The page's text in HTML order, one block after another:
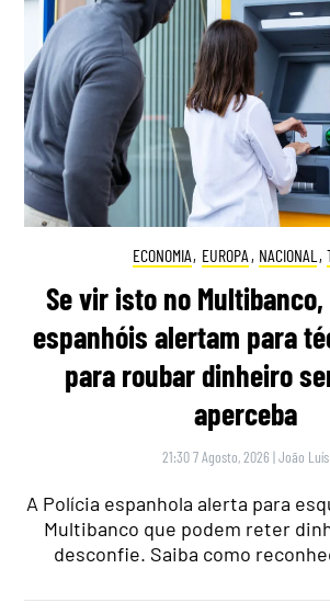
ECONOMIA, EUROPA , NACIONAL ,
Se vir isto no
espanhóis alertam para
para roubar dinheiro
aperceba
21:30 7 Agosto, 2026 |João Luís
A Polícia espanhola alerta para
Multibanco que podem reter
desconfie. Saiba como